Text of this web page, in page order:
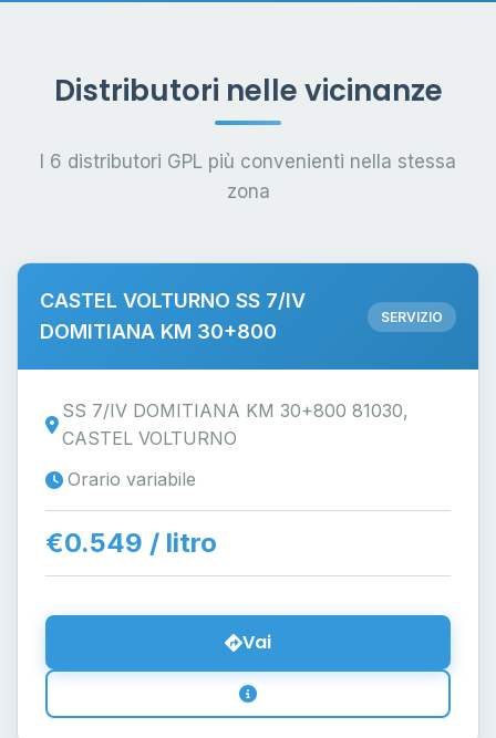
Distributori nelle vicinanze
I 6 distributori GPL più convenienti nella stessa
zona
CASTEL VOLTURNO SS 7/IV
DOMITIANA KM 30+800
SERVIZIO
SS 7/IV DOMITIANA KM 30+800 81030,
CASTEL VOLTURNO
Orario variabile
€0.549 / litro
Vai